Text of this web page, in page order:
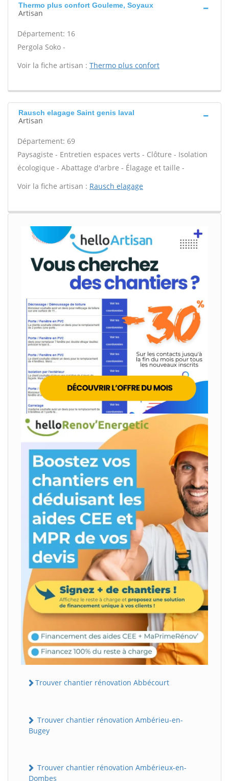
Thermo plus confort Gouleme, Soyaux
Artisan
Département: 16
Pergola Soko -
Voir la fiche artisan : Thermo plus confort
Rausch elagage Saint genis laval
Artisan
Département: 69
Paysagiste - Entretien espaces verts - Clôture - Isolation
écologique - Abattage d'arbre - Élagage et taille -
Voir la fiche artisan : Rausch elagage
Trouver chantier rénovation Abbécourt
Trouver chantier rénovation Ambérieu-en-
Bugey
Trouver chantier rénovation Ambérieux-en-
Dombes